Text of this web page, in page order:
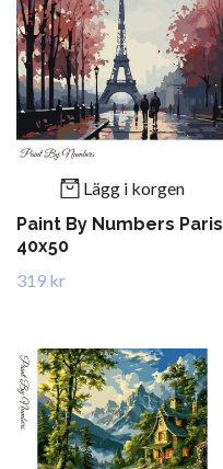
Lägg i korgen
Paint By Numbers Paris
40x50
319 kr